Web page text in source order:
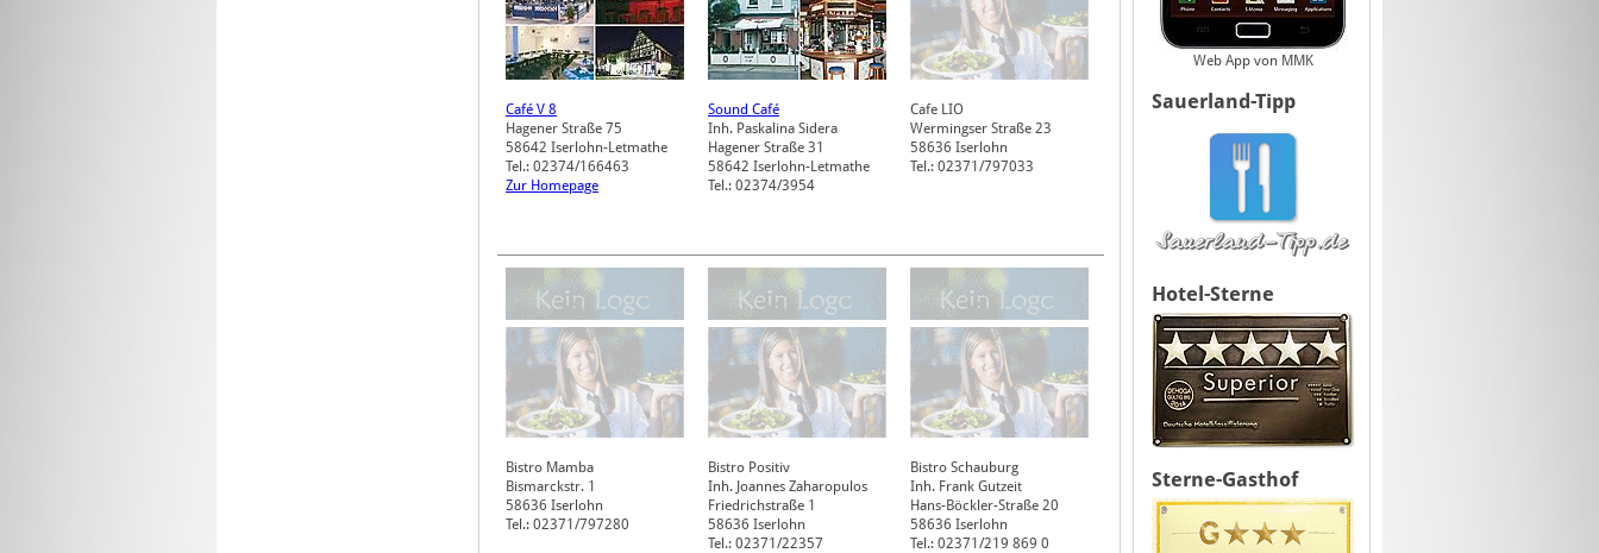
Café V 8
Hagener Straße 75
58642 Iserlohn-Letmathe
Tel.: 02374/166463
Zur Homepage
Sound Café
Inh. Paskalina Sidera
Hagener Straße 31
58642 Iserlohn-Letmathe
Tel.: 02374/3954
Cafe LIO
Wermingser Straße 23
58636 Iserlohn
Tel.: 02371/797033
Bistro Mamba
Bismarckstr. 1
58636 Iserlohn
Tel.: 02371/797280
Bistro Positiv
Inh. Joannes Zaharopulos
Friedrichstraße 1
58636 Iserlohn
Tel.: 02371/22357
Bistro Schauburg
Inh. Frank Gutzeit
Hans-Böckler-Straße 20
58636 Iserlohn
Tel.: 02371/219 869 0
Web App von MMK
Sauerland-Tipp
Hotel-Sterne
Sterne-Gasthof